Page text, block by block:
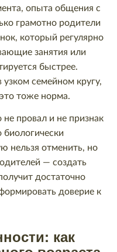
опыта общения с
грамотно родители
который регулярно
занятия или
быстрее.
семейном кругу,
тоже норма.
провал и не признак
биологически
нельзя отменить, но
— создать
достаточно
доверие к
как